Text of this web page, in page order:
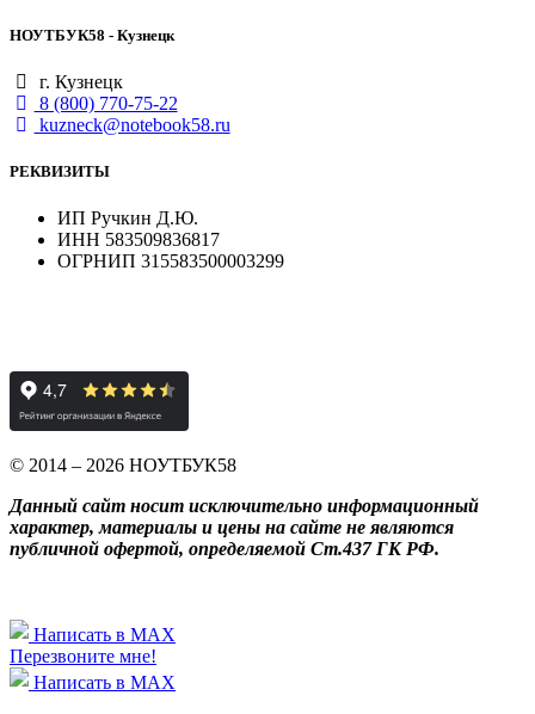
НОУТБУК58 - Кузнецк
г. Кузнецк
8 (800) 770-75-22
kuzneck@notebook58.ru
РЕКВИЗИТЫ
ИП Ручкин Д.Ю.
ИНН 583509836817
ОГРНИП 315583500003299
© 2014 – 2026 НОУТБУК58
Данный сайт носит исключительно информационный
характер, материалы и цены на сайте не являются
публичной офертой, определяемой Ст.437 ГК РФ.
Написать в MAX
Перезвоните мне!
Написать в MAX